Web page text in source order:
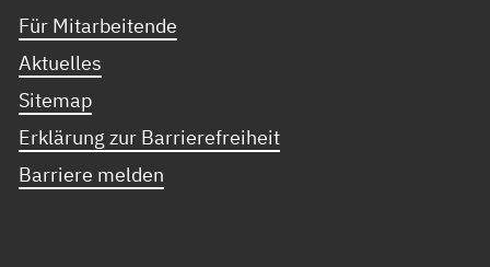
Für Mitarbeitende
Aktuelles
Sitemap
Erklärung zur Barrierefreiheit
Barriere melden